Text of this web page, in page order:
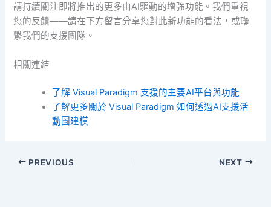
請持續關注即將推出的更多由AI驅動的增強功能。我們重視
您的反饋——請在下方留言分享您對此新功能的看法，或聯
繫我們的支援團隊。
相關連結
了解 Visual Paradigm 支援的主要AI平台與功能
了解更多關於 Visual Paradigm 如何透過AI支援活
動圖建模
PREVIOUS NEXT